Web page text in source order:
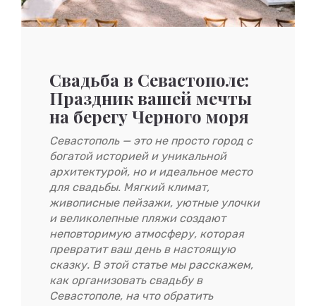
Свадьба в Севастополе:
Праздник вашей мечты
на берегу Черного моря
Севастополь — это не просто город с
богатой историей и уникальной
архитектурой, но и идеальное место
для свадьбы. Мягкий климат,
живописные пейзажи, уютные улочки
и великолепные пляжи создают
неповторимую атмосферу, которая
превратит ваш день в настоящую
сказку. В этой статье мы расскажем,
как организовать свадьбу в
Севастополе, на что обратить